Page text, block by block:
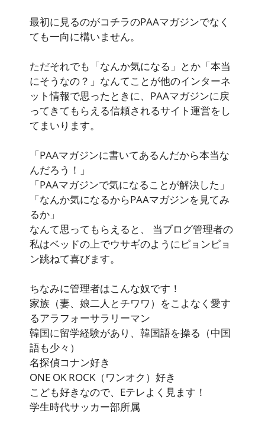
最初に見るのがコチラのPAAマガジンでなく
ても一向に構いません。
ただそれでも「なんか気になる」とか「本当
にそうなの？」なんてことが他のインターネ
ット情報で思ったときに、PAAマガジンに戻
ってきてもらえる信頼されるサイト運営をし
てまいります。
「PAAマガジンに書いてあるんだから本当な
んだろう！」
「PAAマガジンで気になることが解決した」
「なんか気になるからPAAマガジンを見てみ
るか」
なんて思ってもらえると、 当ブログ管理者の
私はベッドの上でウサギのようにピョンピョ
ン跳ねて喜びます。
ちなみに管理者はこんな奴です！
家族（妻、娘二人とチワワ）をこよなく愛す
るアラフォーサラリーマン
韓国に留学経験があり、韓国語を操る（中国
語も少々）
名探偵コナン好き
ONE OK ROCK（ワンオク）好き
こども好きなので、Eテレよく見ます！
学生時代サッカー部所属